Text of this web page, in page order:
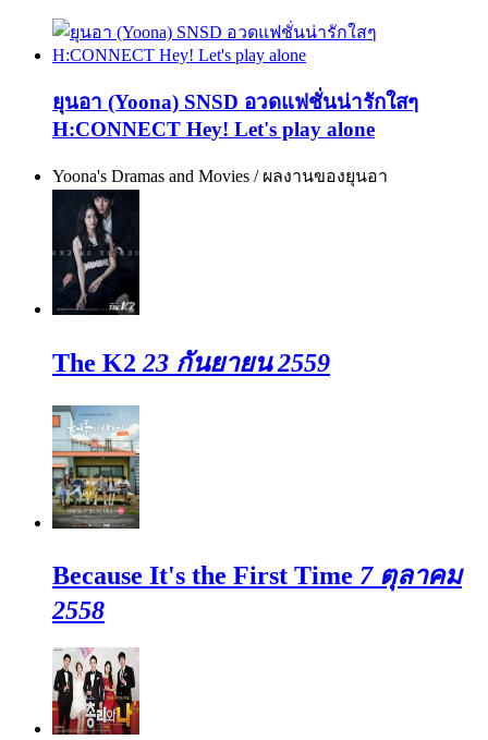
ยุนอา (Yoona) SNSD อวดแฟชั่นน่ารักใสๆ
H:CONNECT Hey! Let's play alone
Yoona's Dramas and Movies / ผลงานของยุนอา
The K2 23 กันยายน 2559
Because It's the First Time 7 ตุลาคม
2558